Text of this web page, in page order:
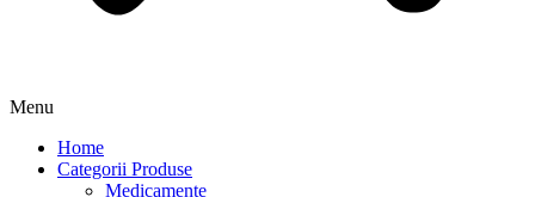
Menu
Home
Categorii Produse
Medicamente